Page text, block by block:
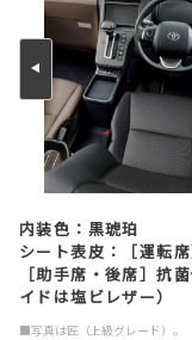
内装色：黒琥珀
シート表皮：［運転
［助手席・後席］抗
イドは塩ビレザー）
■写真は匠（上級グレード）。